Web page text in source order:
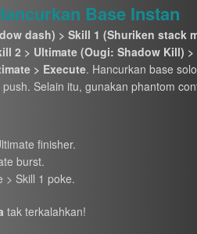
Base Instan
dash) > Skill 1 (Shuriken stack
2 > Ultimate (Ougi: Shadow Kill)
> Execute. Hancurkan base
push. Selain itu, gunakan phantom
finisher.
burst.
> Skill 1 poke.
tak terkalahkan!